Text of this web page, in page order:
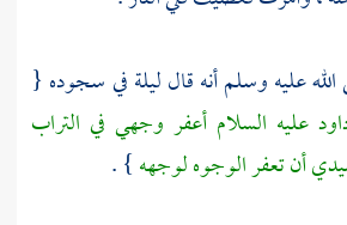
عليه وسلم أنه قال ليلة في سجوده {
عليه السلام أعفر وجهي في التراب
أن تعفر الوجوه لوجهه} .